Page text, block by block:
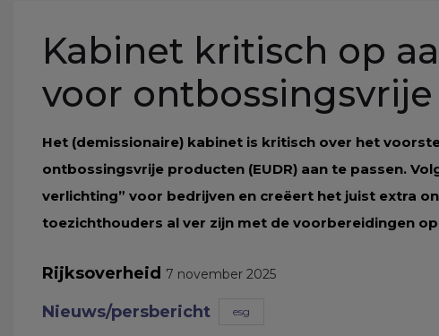
Kabinet kritisch op
voor
Het (demissionaire) kabinet is kritisch over het
ontbossingsvrije producten (EUDR) aan te passen.
verlichting” voor bedrijven en creëert het juist extra
toezichthouders al ver zijn met de voorbereidingen
Rijksoverheid 7 november 2025
Nieuws/persbericht esg